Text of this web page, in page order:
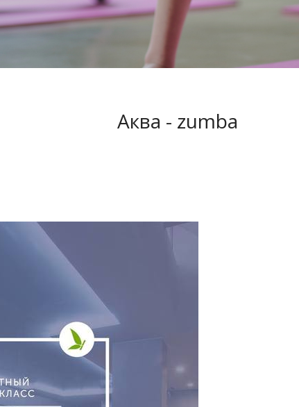
Аква - zumba